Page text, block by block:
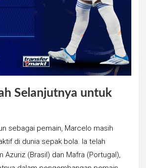
Selanjutnya untuk
sebagai pemain, Marcelo masih
di dunia sepak bola. Ia telah
Azuriz (Brasil) dan Mafra (Portugal),